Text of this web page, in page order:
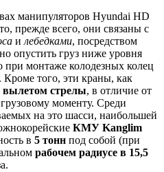
манипуляторов Hyundai HD
прежде всего, они связаны с
илебедками, посредством
опустить груз ниже уровня
монтаже колодезных колец
того, эти краны, как
стрелы, в отличие от
моменту. Среди
на это шасси, наибольшей
КМУ Kanglim
в 5 тонн под собой (при
рабочем радиусе в 15,5